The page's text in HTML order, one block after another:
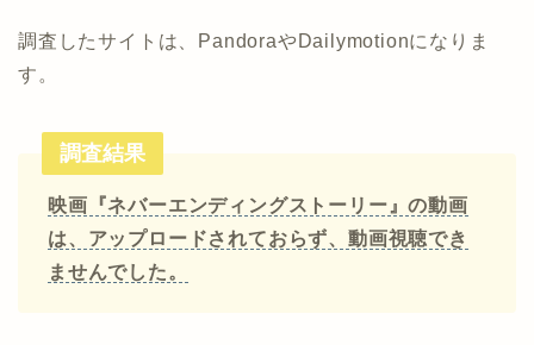
調査したサイトは、PandoraやDailymotionになりま
す。
調査結果
映画『ネバーエンディングストーリー』の動画
は、アップロードされておらず、動画視聴でき
ませんでした。